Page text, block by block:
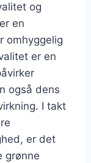
og
en
omhyggelig
er en
også dens
I takt
er det
grønne